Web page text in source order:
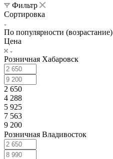
Фильтр
Сортировка
По популярности (возрастание)
Цена
Розничная Хабаровск
2 650
4 288
5 925
7 563
9 200
Розничная Владивосток